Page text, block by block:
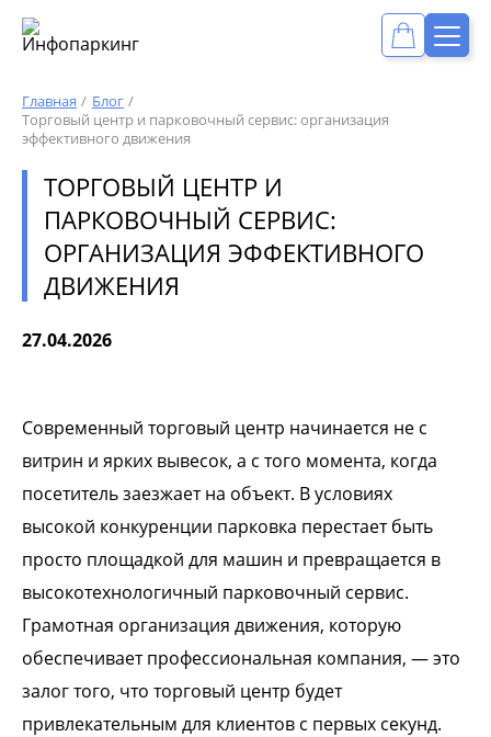
Главная
Блог
Торговый центр и парковочный сервис: организация
эффективного движения
ТОРГОВЫЙ ЦЕНТР И
ПАРКОВОЧНЫЙ СЕРВИС:
ОРГАНИЗАЦИЯ ЭФФЕКТИВНОГО
ДВИЖЕНИЯ
27.04.2026
Современный торговый центр начинается не с
витрин и ярких вывесок, а с того момента, когда
посетитель заезжает на объект. В условиях
высокой конкуренции парковка перестает быть
просто площадкой для машин и превращается в
высокотехнологичный парковочный сервис.
Грамотная организация движения, которую
обеспечивает профессиональная компания, — это
залог того, что торговый центр будет
привлекательным для клиентов с первых секунд.